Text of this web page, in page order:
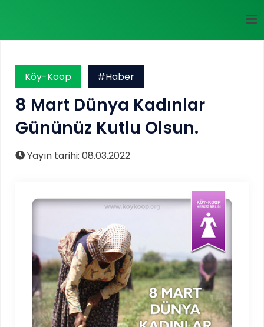
Köy-Koop #Haber
8 Mart Dünya Kadınlar
Gününüz Kutlu Olsun.
Yayın tarihi: 08.03.2022